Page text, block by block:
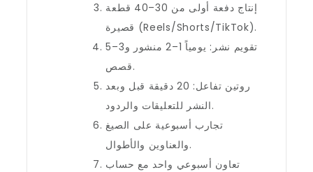
إنتاج دفعة أولى من 30–40 قطعة
قصيرة (Reels/Shorts/TikTok).
تقويم نشر: يومياً 1–2 منشور و3–5
قصص.
روتين تفاعل: 20 دقيقة قبل وبعد
النشر للتعليقات والردود.
تجارب أسبوعية على الصيغ
والعناوين والأطوال.
تعاون أسبوعي واحد مع حساب